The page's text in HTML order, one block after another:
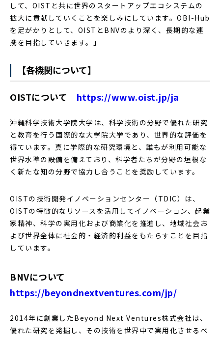
して、OISTと共に世界のスタートアップエコシステムの
拡大に貢献していくことを楽しみにしています。OBI-Hub
を足がかりとして、OISTとBNVのより深く、長期的な連
携を目指していきます。」
【各機関について】
OISTについて https://www.oist.jp/ja
沖縄科学技術大学院大学は、科学技術の分野で優れた研究
と教育を行う国際的な大学院大学であり、世界的な評価を
得ています。真に学際的な研究環境と、誰もが利用可能な
世界水準の設備を備えており、科学者たちが分野の垣根な
く新たな知の分野で協力し合うことを奨励しています。
OISTの技術開発イノベーションセンター（TDIC）は、
OISTの特徴的なリソースを活用してイノベーション、起業
家精神、科学の実用化および商業化を推進し、地域社会お
よび世界全体に社会的・経済的利益をもたらすことを目指
しています。
BNVについて
https://beyondnextventures.com/jp/
2014年に創業したBeyond Next Ventures株式会社は、
優れた研究を発掘し、その技術を世界中で実用化させるべ